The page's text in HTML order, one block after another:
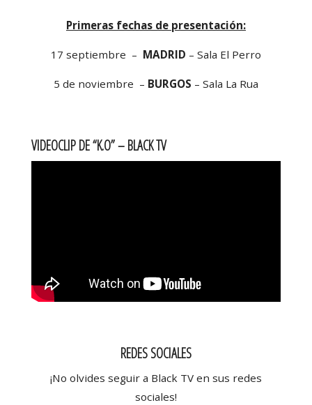
Primeras fechas de presentación:
17 septiembre – MADRID – Sala El Perro
5 de noviembre – BURGOS – Sala La Rua
VIDEOCLIP DE “K.O” – BLACK TV
REDES SOCIALES
¡No olvides seguir a Black TV en sus redes
sociales!